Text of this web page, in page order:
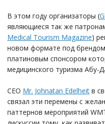
В этом году организаторы (
являющиеся так же
Medical Tourism Magazine)
новом формате под брендом
платиновым спонсором
медицинского туризма Абу-
CEO Mr. Johnatan Edelheit в
связал эти перемены с
паттернов мероприятий